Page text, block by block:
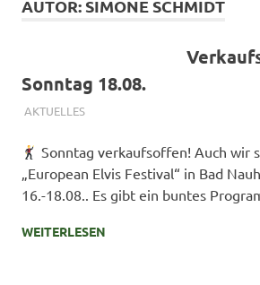
AUTOR: SIMONE SCHMIDT
Sonntag 18.08.
9. AUGUST 2024
SIMONE SCHMIDT
AKTUELLES
Sonntag verkaufsoffen! Auch wir
„European Elvis Festival“ in Bad
16.-18.08.. Es gibt ein buntes
WEITERLESEN